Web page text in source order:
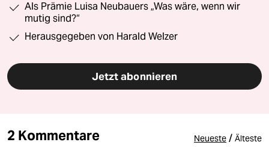
Als Prämie Luisa Neubauers „Was wäre, wenn wir
mutig sind?“
Herausgegeben von Harald Welzer
Jetzt abonnieren
2 Kommentare Neueste / Älteste